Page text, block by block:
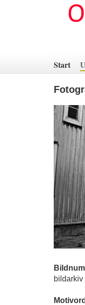
innehåll
Start
bildarkiv